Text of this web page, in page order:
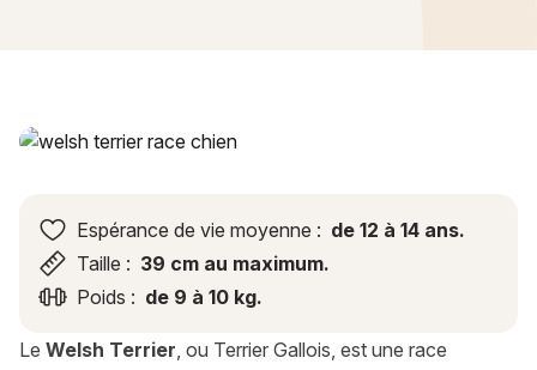
Welsh Terrier : histoire, caractère, alimentation, entretien,
Espérance de vie moyenne : de 12 à 14 ans.
Taille : 39 cm au maximum.
Poids : de 9 à 10 kg.
Le Welsh Terrier, ou Terrier Gallois, est une race